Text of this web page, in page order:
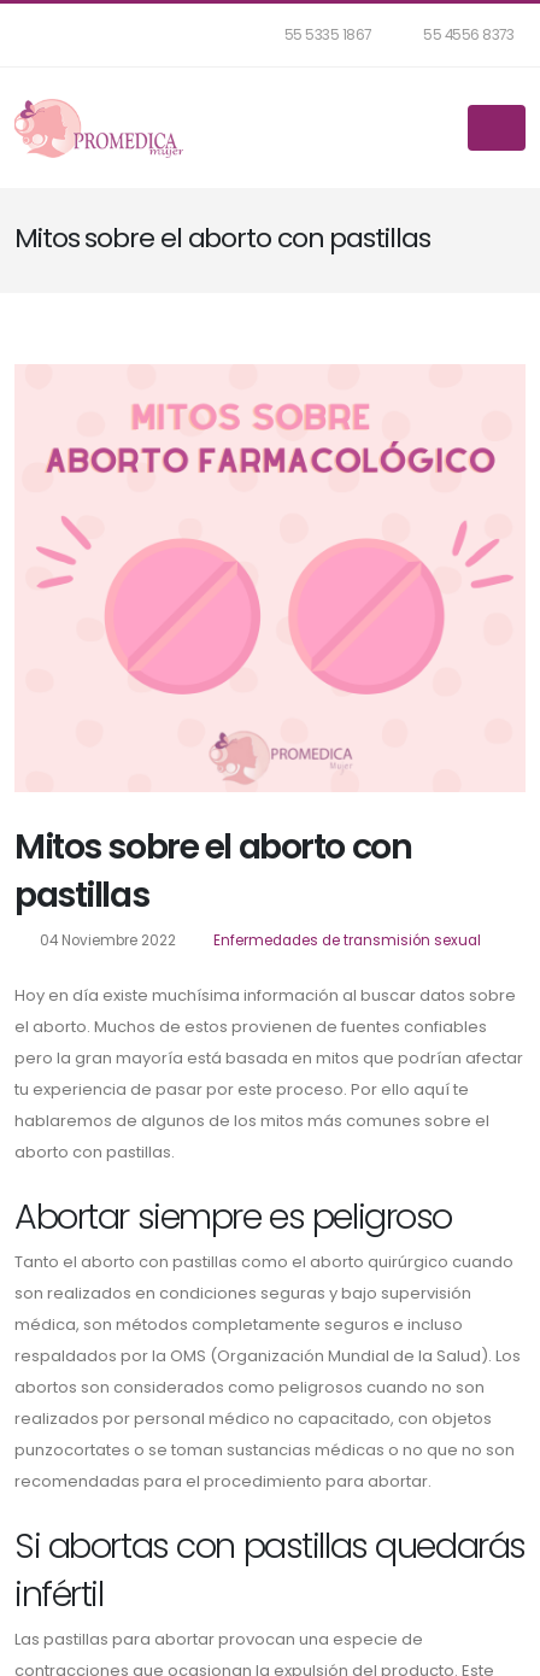
55 5335 1867 55 4556 8373
Mitos sobre el aborto con pastillas
Mitos sobre el aborto con
pastillas
04 Noviembre 2022 Enfermedades de transmisión sexual
Hoy en día existe muchísima información al buscar datos sobre
el aborto. Muchos de estos provienen de fuentes confiables
pero la gran mayoría está basada en mitos que podrían afectar
tu experiencia de pasar por este proceso. Por ello aquí te
hablaremos de algunos de los mitos más comunes sobre el
aborto con pastillas.
Abortar siempre es peligroso
Tanto el aborto con pastillas como el aborto quirúrgico cuando
son realizados en condiciones seguras y bajo supervisión
médica, son métodos completamente seguros e incluso
respaldados por la OMS (Organización Mundial de la Salud). Los
abortos son considerados como peligrosos cuando no son
realizados por personal médico no capacitado, con objetos
punzocortates o se toman sustancias médicas o no que no son
recomendadas para el procedimiento para abortar.
Si abortas con pastillas quedarás
infértil
Las pastillas para abortar provocan una especie de
contracciones que ocasionan la expulsión del producto. Este